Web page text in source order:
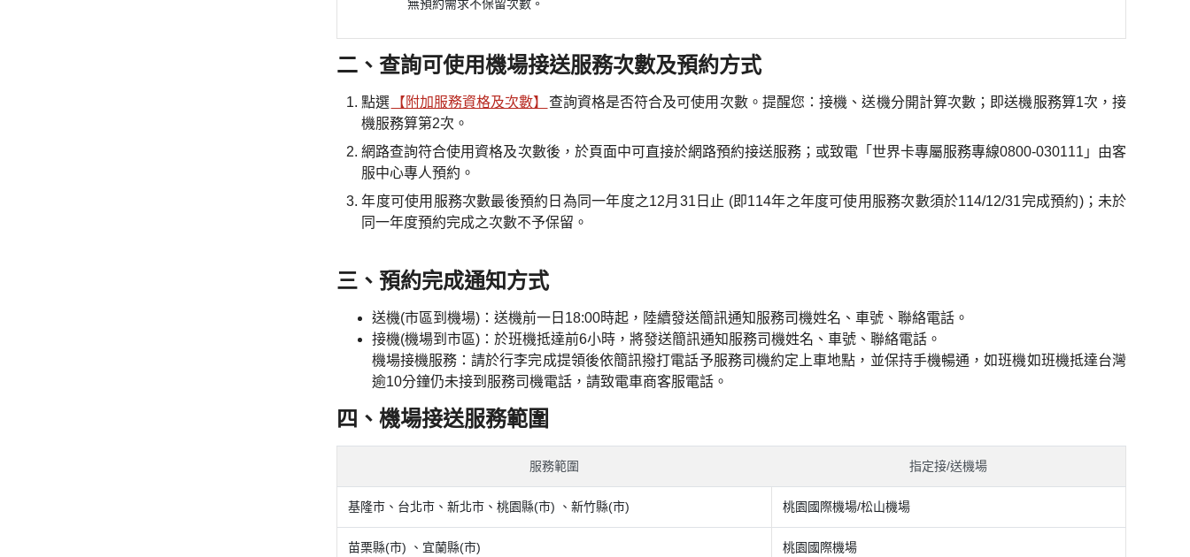
無預約需求不保留次數。
二、查詢可使用機場接送服務次數及預約方式
點選 【附加服務資格及次數】
查詢資格是否符合及可使用次數。提醒您：接機、送機分開計算次數；即送機服務算1次，接
機服務算第2次。
網路查詢符合使用資格及次數後，於頁面中可直接於網路預約接送服務；或致電「世界卡專屬服務專線0800-030111」由客
服中心專人預約。
年度可使用服務次數最後預約日為同一年度之12月31日止 (即114年之年度可使用服務次數須於114/12/31完成預約)；未於
同一年度預約完成之次數不予保留。
三、預約完成通知方式
送機(市區到機場)：送機前一日18:00時起，陸續發送簡訊通知服務司機姓名、車號、聯絡電話。
接機(機場到市區)：於班機抵達前6小時，將發送簡訊通知服務司機姓名、車號、聯絡電話。
機場接機服務：請於行李完成提領後依簡訊撥打電話予服務司機約定上車地點，並保持手機暢通，如班機如班機抵達台灣
逾10分鐘仍未接到服務司機電話，請致電車商客服電話。
四、機場接送服務範圍
服務範圍 指定接/送機場
基隆市、台北市、新北市、桃園縣(市) 、新竹縣(市) 桃園國際機場/松山機場
苗栗縣(市) 、宜蘭縣(市) 桃園國際機場